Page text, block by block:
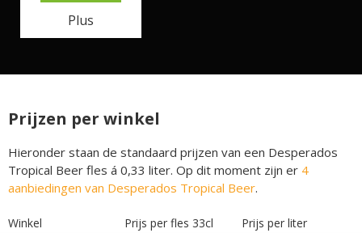
Plus
Prijzen per winkel
Hieronder staan de standaard prijzen van een Desperados
Tropical Beer fles á 0,33 liter. Op dit moment zijn er 4
aanbiedingen van Desperados Tropical Beer.
Winkel Prijs per fles 33cl
Prijs per liter